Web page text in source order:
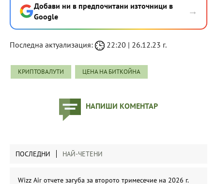
Добави ни в предпочитани източници в
Google
→
Последна актуализация: 22:20 | 26.12.23 г.
КРИПТОВАЛУТИ ЦЕНА НА БИТКОЙНА
НАПИШИ КОМЕНТАР
ПОСЛЕДНИ НАЙ-ЧЕТЕНИ
Wizz Air отчете загуба за второто тримесечие на 2026 г.